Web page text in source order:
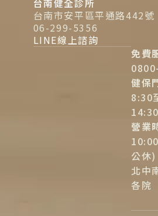
台南健全診所
台南市安平區平通路442號
06-299-5356
LINE線上諮詢
免費
健保
8:30
營業
公休)
北中
各院